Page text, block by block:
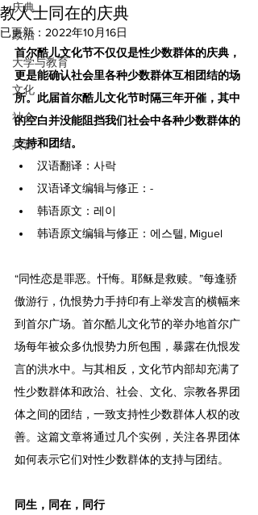
庆典
政治
大学与教育
文化
社会
兵营
教人士同在的庆典
已更新： 2022年10月16日
首尔酷儿文化节不仅仅是性少数群体的庆典，
更是能确认社会里各种少数群体互相团结的场
所。此届首尔酷儿文化节时隔三年开催，其中
的空白并没能阻挡我们社会中各种少数群体的
支持和团结。
汉语翻译：사락
汉语译文编辑与修正：-
韩语原文：레이
韩语原文编辑与修正：에스텔, Miguel
“同性恋是罪恶。忏悔。耶稣是救赎。”每逢骄
傲游行，仇恨势力手持印有上举发言的横幅来
到首尔广场。首尔酷儿文化节的举办地首尔广
场每年被众多仇恨势力所包围，暴露在仇恨发
言的洪水中。与其相反，文化节内部却充满了
性少数群体和政治、社会、文化、宗教各界团
体之间的团结，一致支持性少数群体人权的改
善。这篇文章将通过几个实例，关注各界团体
如何表示它们对性少数群体的支持与团结。
同生，同在，同行